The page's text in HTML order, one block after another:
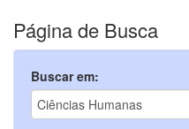
Página de Busca
Buscar em: